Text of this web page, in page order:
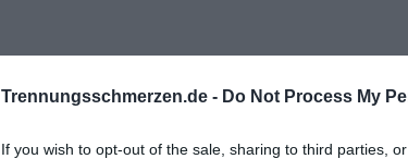
Trennungsschmerzen.de - Do Not Process My
If you wish to opt-out of the sale, sharing to third parties,